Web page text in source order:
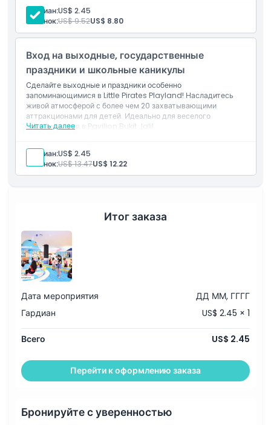
Основные моменты
Включено
Политика в отношении детей и взрослых
Часы работы
Местоположение
Как добраться туда
Как воспользоваться
Дресс-код
Политика отмены
Развлечение в будний день с более чем 20 пиратских
игровых зон в более спокойной обстановке.
Идеально подходит для расслабленного семейного
отдыха в Pavilion Bukit Jalil.
Гардиан:US$ 2.45
Ребенок:US$ 9.52US$ 8.80
Вход на выходные, государственные
праздники и школьные каникулы
Сделайте выходные и праздники особенно
запоминающимися в Little Pirates Playland! Насладитесь
живой атмосферой с более чем 20 захватывающими
аттракционами для детей. Идеально для веселого
семейного дня в Pavilion Bukit Jalil.
Читать далее
Насладитесь более чем 20 захватывающими
аттракционами в живой праздничной атмосфере.
Идеально для выходных, государственных и школьных
Гардиан:US$ 2.45
Ребенок:US$ 13.47US$ 12.22
Итог заказа
Дата мероприятия
ДД ММ, ГГГГ
Гардиан
US$ 2.45 × 1
Всего US$ 2.45
Перейти к оформлению заказа
Бронируйте с уверенностью